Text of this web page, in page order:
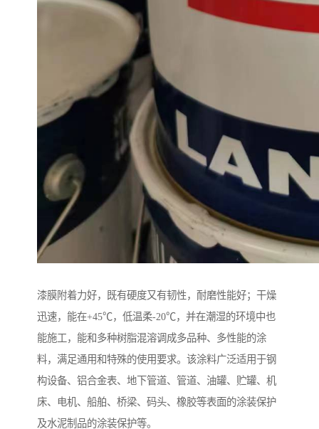
漆膜附着力好，既有硬度又有韧性，耐磨性能好；干燥
迅速，能在+45℃，低温柔-20℃，并在潮湿的环境中也
能施工，能和多种树脂混溶调成多品种、多性能的涂
料，满足通用和特殊的使用要求。该涂料广泛适用于钢
构设备、铝合金表、地下管道、管道、油罐、贮罐、机
床、电机、船舶、桥梁、码头、橡胶等表面的涂装保护
及水泥制品的涂装保护等。